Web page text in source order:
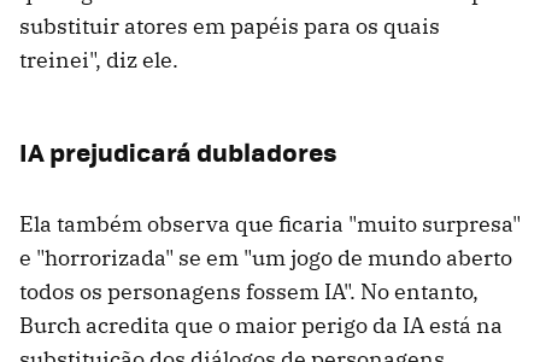
substituir atores em papéis para os quais
treinei", diz ele.
IA prejudicará dubladores
Ela também observa que ficaria "muito surpresa"
e "horrorizada" se em "um jogo de mundo aberto
todos os personagens fossem IA". No entanto,
Burch acredita que o maior perigo da IA ​​está na